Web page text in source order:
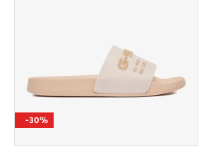
-30%